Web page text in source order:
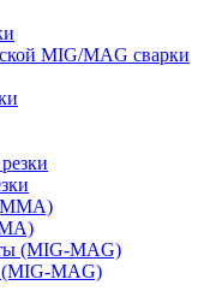
MIG/MAG сварки
(MIG-MAG)